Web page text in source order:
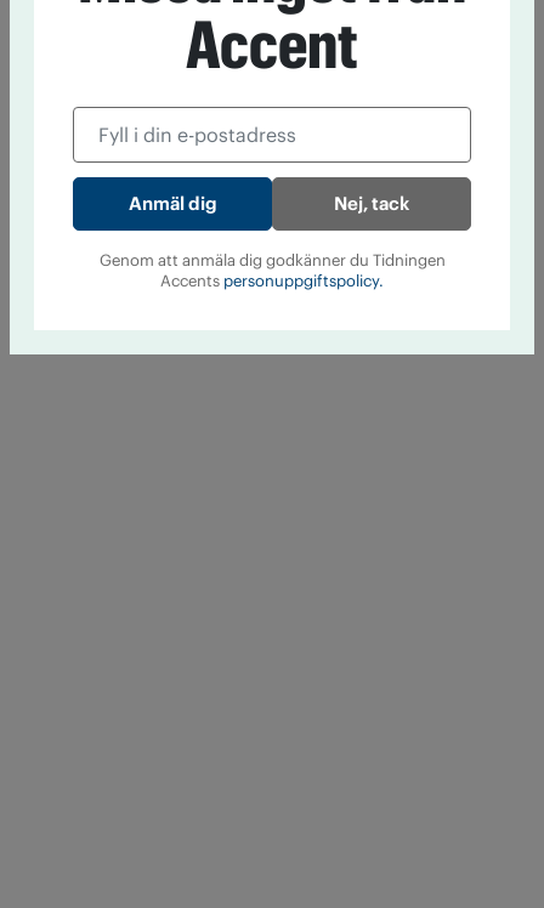
Accent
Nej, tack
Genom att anmäla dig godkänner du Tidningen
Accents personuppgiftspolicy.